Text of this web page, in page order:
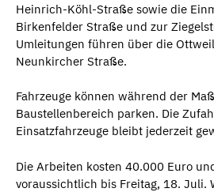
Heinrich-Köhl-Straße sowie die
Birkenfelder Straße und zur
Umleitungen führen über die
Neunkircher Straße.
Fahrzeuge können während der
Baustellenbereich parken. Die
Einsatzfahrzeuge bleibt jederzeit
Die Arbeiten kosten 40.000 Euro
voraussichtlich bis Freitag, 18. Juli.